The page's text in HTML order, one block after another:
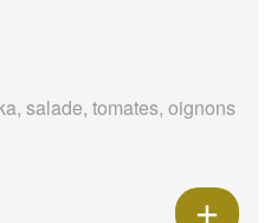
salade, tomates, oignons